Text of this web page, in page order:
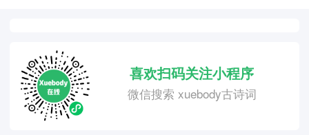
喜欢扫码关注小程序
微信搜索 xuebody古诗词